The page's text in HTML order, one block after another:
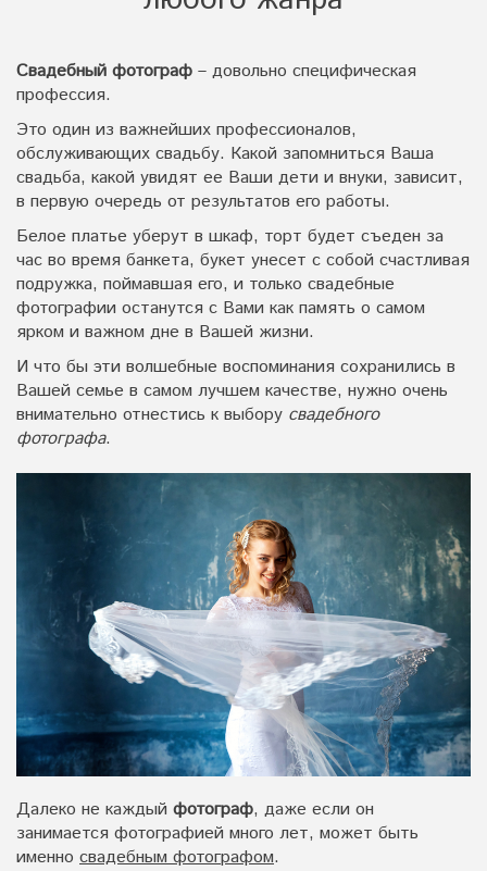
Свадебный фотограф – довольно специфическая
профессия.
Это один из важнейших профессионалов,
обслуживающих свадьбу. Какой запомниться Ваша
свадьба, какой увидят ее Ваши дети и внуки, зависит,
в первую очередь от результатов его работы.
Белое платье уберут в шкаф, торт будет съеден за
час во время банкета, букет унесет с собой счастливая
подружка, поймавшая его, и только свадебные
фотографии останутся с Вами как память о самом
ярком и важном дне в Вашей жизни.
И что бы эти волшебные воспоминания сохранились в
Вашей семье в самом лучшем качестве, нужно очень
внимательно отнестись к выбору свадебного
фотографа.
Далеко не каждый фотограф, даже если он
занимается фотографией много лет, может быть
именно свадебным фотографом.